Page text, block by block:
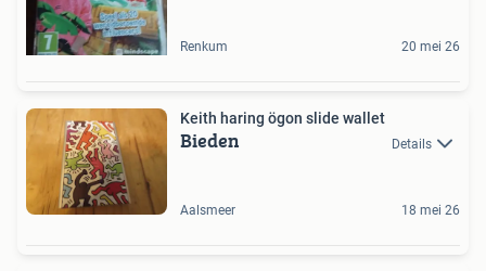
Renkum 20 mei 26
Keith haring ögon slide wallet
Bieden Details
Aalsmeer 18 mei 26